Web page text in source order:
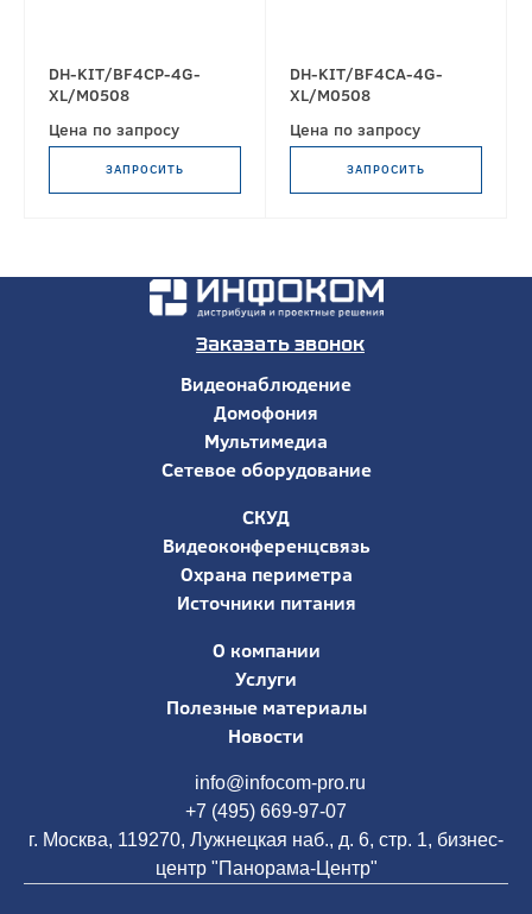
DH-KIT/BF4CP-4G-
XL/M0508
Цена по запросу
ЗАПРОСИТЬ
DH-KIT/BF4CA-4G-
XL/M0508
Цена по запросу
ЗАПРОСИТЬ
Заказать звонок
Видеонаблюдение
Домофония
Мультимедиа
Сетевое оборудование
СКУД
Видеоконференцсвязь
Охрана периметра
Источники питания
О компании
Услуги
Полезные материалы
Новости
info@infocom-pro.ru
+7 (495) 669-97-07
г. Москва, 119270, Лужнецкая наб., д. 6, стр. 1, бизнес-
центр "Панорама-Центр"